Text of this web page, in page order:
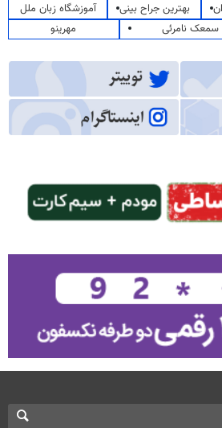
بهترین جراح بینی
آموزشگاه زبان ملل
نامرئی
مهرینو